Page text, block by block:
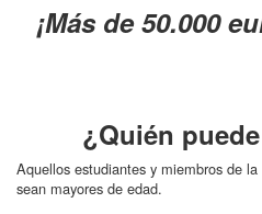
¡Más de 50.000
¿Quién
Aquellos estudiantes y miembros de
sean mayores de edad.